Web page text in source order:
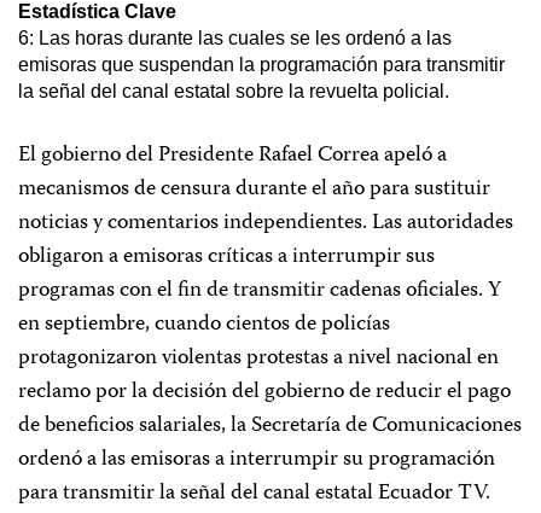
Estadística Clave
6: Las horas durante las cuales se les ordenó a las
emisoras que suspendan la programación para transmitir
la señal del canal estatal sobre la revuelta policial.
El gobierno del Presidente Rafael Correa apeló a
mecanismos de censura durante el año para sustituir
noticias y comentarios independientes. Las autoridades
obligaron a emisoras críticas a interrumpir sus
programas con el fin de transmitir cadenas oficiales. Y
en septiembre, cuando cientos de policías
protagonizaron violentas protestas a nivel nacional en
reclamo por la decisión del gobierno de reducir el pago
de beneficios salariales, la Secretaría de Comunicaciones
ordenó a las emisoras a interrumpir su programación
para transmitir la señal del canal estatal Ecuador TV.